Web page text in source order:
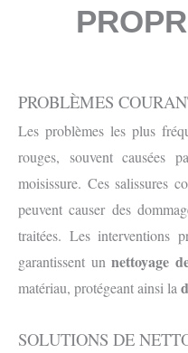
PROBLÈMES
Les problèmes les plus
rouges, souvent causées
moisissure. Ces salissures
peuvent causer des
traitées. Les interventions
garantissent unnettoyage
matériau, protégeant ainsi la
SOLUTIONS DE